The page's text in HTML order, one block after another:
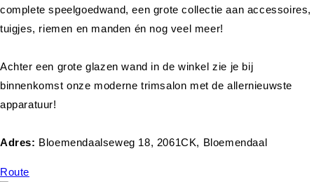
complete speelgoedwand, een grote collectie aan accessoires,
tuigjes, riemen en manden én nog veel meer!
Achter een grote glazen wand in de winkel zie je bij
binnenkomst onze moderne trimsalon met de allernieuwste
apparatuur!
Adres: Bloemendaalseweg 18, 2061CK, Bloemendaal
Route